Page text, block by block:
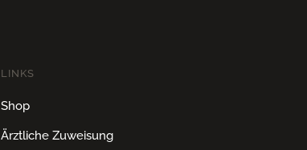
LINKS
Shop
Ärztliche Zuweisung